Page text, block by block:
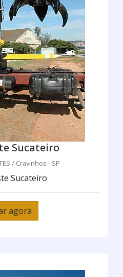
Sucateiro
/ Cravinhos - SP
Sucateiro
agora